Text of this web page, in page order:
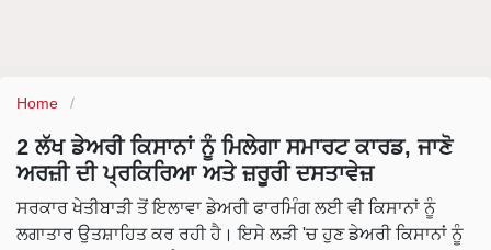
Home
2 ਲੱਖ ਡੇਅਰੀ ਕਿਸਾਨਾਂ ਨੂੰ ਮਿਲੇਗਾ ਸਮਾਰਟ ਕਾਰਡ, ਜਾਣੋ
ਅਰਜ਼ੀ ਦੀ ਪ੍ਰਕਿਰਿਆ ਅਤੇ ਜ਼ਰੂਰੀ ਦਸਤਾਵੇਜ਼
ਸਰਕਾਰ ਖੇਤੀਬਾੜੀ ਤੋਂ ਇਲਾਵਾ ਡੇਅਰੀ ਫਾਰਮਿੰਗ ਲਈ ਵੀ ਕਿਸਾਨਾਂ ਨੂੰ
ਲਗਾਤਾਰ ਉਤਸ਼ਾਹਿਤ ਕਰ ਰਹੀ ਹੈ। ਇਸੇ ਲੜੀ 'ਚ ਹੁਣ ਡੇਅਰੀ ਕਿਸਾਨਾਂ ਨੂੰ